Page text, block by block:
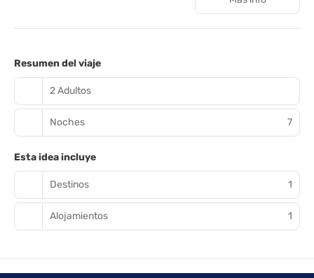
Para un relax sin igual, nada como una visita al spa, que ofrece
hace buen tiempo, aprovecha para jugar al golf o relajarte al sol
wifi gratis, servicios de conserjería y una tienda de recuerdos.
Reserva una de las 273 habitaciones climatizadas, todas
televisión de pantalla plana. Descansa como nunca en una
cama con edredón de plumas y sábanas italianas Frette. Las
habitaciones disponen de balcón. La conexión wifi gratis te
mantendrá en contacto con los tuyos. Además, podrás disfrutar
de canales por satélite. El baño privado con bañera y ducha
independientes está provisto de bañera de hidromasaje y
artículos de higiene personal gratuitos.
Este alojamiento ofrece a sus huéspedes diversas opciones
para comer algo, ya que cuenta con 20 restaurantes, 3
un refresco en el bar en la playa, en el bar junto a la piscina o en
uno de los 6 bares con salón. Se ofrece un desayuno bufé
Resumen del viaje
2 Adultos
Noches 7
Esta idea incluye
Destinos 1
Alojamientos 1